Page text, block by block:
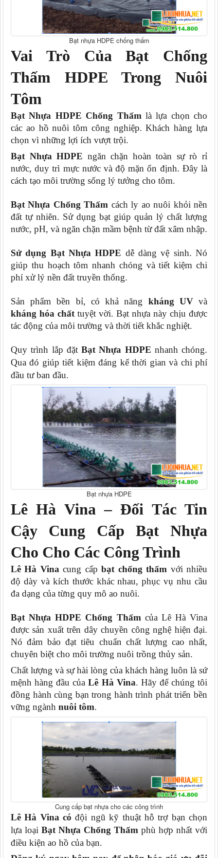
Bạt nhựa HDPE chống thấm
Vai Trò Của Bạt Chống
Thấm HDPE Trong Nuôi
Tôm
Bạt Nhựa HDPE Chống Thấm là lựa chọn cho
các ao hồ nuôi tôm công nghiệp. Khách hàng lựa
chọn vì những lợi ích vượt trội.
Bạt Nhựa HDPE ngăn chặn hoàn toàn sự rò rỉ
nước, duy trì mực nước và độ mặn ổn định. Đây là
cách tạo môi trường sống lý tưởng cho tôm.
Bạt Nhựa Chống Thấm cách ly ao nuôi khỏi nền
đất tự nhiên. Sử dụng bạt giúp quản lý chất lượng
nước, pH, và ngăn chặn mầm bệnh từ đất xâm nhập.
Sử dụng Bạt Nhựa HDPE dễ dàng vệ sinh. Nó
giúp thu hoạch tôm nhanh chóng và tiết kiệm chi
phí xử lý nền đất truyền thống.
Sản phẩm bền bỉ, có khả năng kháng UVvà
kháng hóa chất tuyệt vời. Bạt nhựa này chịu được
tác động của môi trường và thời tiết khắc nghiệt.
Quy trình lắp đặt Bạt Nhựa HDPE nhanh chóng.
Qua đó giúp tiết kiệm đáng kể thời gian và chi phí
đầu tư ban đầu.
Bạt nhựa HDPE
Lê Hà Vina – Đối Tác Tin
Cậy Cung Cấp Bạt Nhựa
Cho Cho Các Công Trình
Lê Hà Vinacung cấpbạt chống thấm với nhiều
độ dày và kích thước khác nhau, phục vụ nhu cầu
đa dạng của từng quy mô ao nuôi.
Bạt Nhựa HDPE Chống Thấmcủa Lê Hà Vina
được sản xuất trên dây chuyền công nghệ hiện đại.
Nó đảm bảo đạt tiêu chuẩn chất lượng cao nhất,
chuyên biệt cho môi trường nuôi trồng thủy sản.
Chất lượng và sự hài lòng của khách hàng luôn là sứ
mệnh hàng đầu củaLê Hà Vina. Hãy để chúng tôi
đồng hành cùng bạn trong hành trình phát triển bền
vững ngành nuôi tôm.
Cung cấp bạt nhựa cho các công trình
Lê Hà Vina cóđội ngũ kỹ thuật hỗ trợ bạn chọn
lựa loại Bạt Nhựa Chống Thấm phù hợp nhất với
điều kiện ao hồ của bạn.